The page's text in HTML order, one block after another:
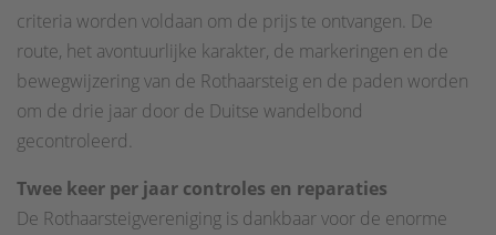
criteria worden voldaan om de prijs te ontvangen. De
route, het avontuurlijke karakter, de markeringen en de
bewegwijzering van de Rothaarsteig en de paden worden
om de drie jaar door de Duitse wandelbond
gecontroleerd.
Twee keer per jaar controles en reparaties
De Rothaarsteigvereniging is dankbaar voor de enorme